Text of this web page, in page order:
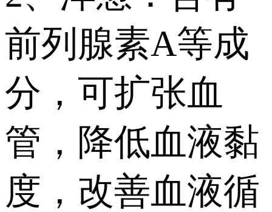
前列腺素A等成
分，可扩张血
管，降低血液黏
度，改善血液循